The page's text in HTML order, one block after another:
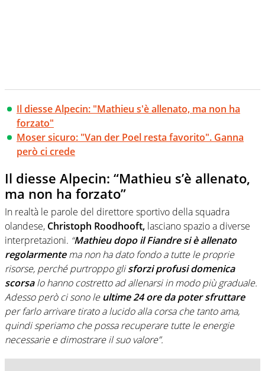
Il diesse Alpecin: "Mathieu s'è allenato, ma non ha
forzato"
Moser sicuro: "Van der Poel resta favorito". Ganna
però ci crede
Il diesse Alpecin: “Mathieu s’è allenato,
ma non ha forzato”
In realtà le parole del direttore sportivo della squadra
olandese, Christoph Roodhooft, lasciano spazio a diverse
interpretazioni. “Mathieu dopo il Fiandre si è allenato
regolarmentema non ha dato fondo a tutte le proprie
risorse, perché purtroppo glisforzi profusi domenica
scorsalo hanno costretto ad allenarsi in modo più graduale.
Adesso però ci sono leultime 24 ore da poter sfruttare
per farlo arrivare tirato a lucido alla corsa che tanto ama,
quindi speriamo che possa recuperare tutte le energie
necessarie e dimostrare il suo valore”.